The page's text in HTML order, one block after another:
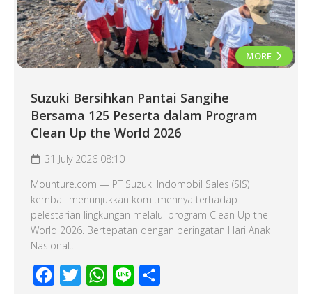
MORE
Suzuki Bersihkan Pantai Sangihe
Bersama 125 Peserta dalam Program
Clean Up the World 2026
31 July 2026 08:10
Mounture.com — PT Suzuki Indomobil Sales (SIS)
kembali menunjukkan komitmennya terhadap
pelestarian lingkungan melalui program Clean Up the
World 2026. Bertepatan dengan peringatan Hari Anak
Nasional...
Facebook
Twitter WhatsApp
Line